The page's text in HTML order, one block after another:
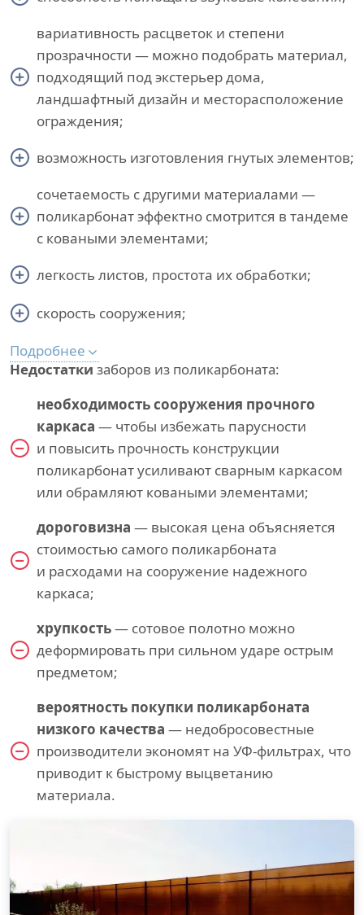
вариативность расцветок и степени
прозрачности — можно подобрать материал,
подходящий под экстерьер дома,
ландшафтный дизайн и месторасположение
ограждения;
возможность изготовления гнутых элементов;
сочетаемость с другими материалами —
поликарбонат эффектно смотрится в тандеме
с коваными элементами;
легкость листов, простота их обработки;
скорость сооружения;
Подробнее
Недостатки заборов из поликарбоната:
необходимость сооружения прочного
каркаса — чтобы избежать парусности
и повысить прочность конструкции
поликарбонат усиливают сварным каркасом
или обрамляют коваными элементами;
дороговизна — высокая цена объясняется
стоимостью самого поликарбоната
и расходами на сооружение надежного
каркаса;
хрупкость— сотовое полотно можно
деформировать при сильном ударе острым
предметом;
вероятность покупки поликарбоната
низкого качества — недобросовестные
производители экономят на УФ-фильтрах, что
приводит к быстрому выцветанию
материала.